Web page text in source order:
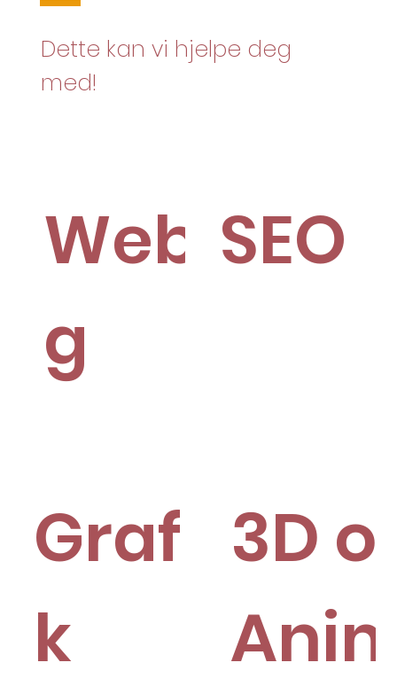
Dette kan vi hjelpe deg
med!
g
SEO
Grafis
k
3D